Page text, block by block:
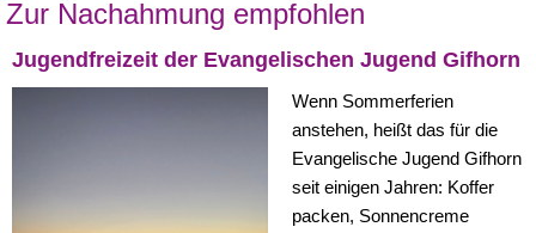
Zur Nachahmung empfohlen
Jugendfreizeit der Evangelischen Jugend Gifhorn
Wenn Sommerferien
anstehen, heißt das für die
Evangelische Jugend Gifhorn
seit einigen Jahren: Koffer
packen, Sonnencreme